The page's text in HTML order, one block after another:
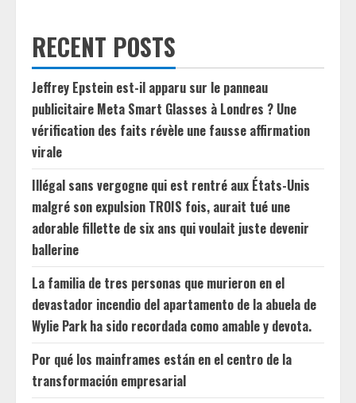
RECENT POSTS
Jeffrey Epstein est-il apparu sur le panneau
publicitaire Meta Smart Glasses à Londres ? Une
vérification des faits révèle une fausse affirmation
virale
Illégal sans vergogne qui est rentré aux États-Unis
malgré son expulsion TROIS fois, aurait tué une
adorable fillette de six ans qui voulait juste devenir
ballerine
La familia de tres personas que murieron en el
devastador incendio del apartamento de la abuela de
Wylie Park ha sido recordada como amable y devota.
Por qué los mainframes están en el centro de la
transformación empresarial